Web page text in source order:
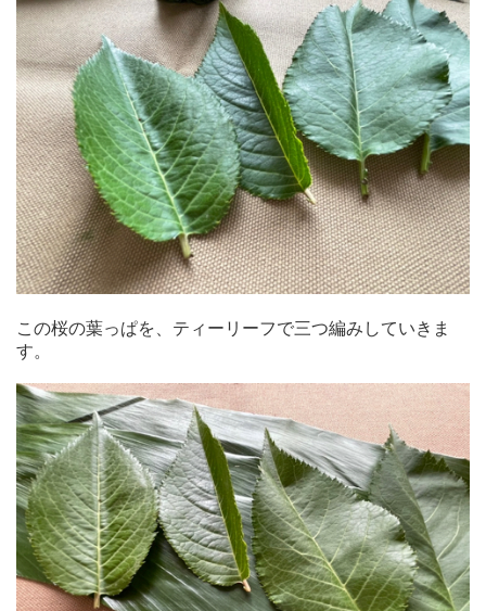
この桜の葉っぱを、ティーリーフで三つ編みしていきま
す。